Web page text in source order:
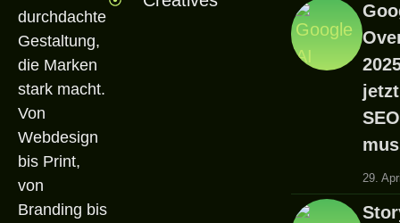
durchdachte
Gestaltung,
die Marken
stark macht.
Von
Webdesign
bis Print,
von
Branding bis
29.